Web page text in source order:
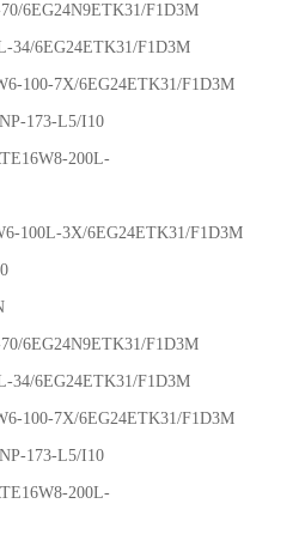
6EG24N9ETK31/F1D3M
34/6EG24ETK31/F1D3M
100-7X/6EG24ETK31/F1D3M
173-L5/I10
200L-
100L-3X/6EG24ETK31/F1D3M
6EG24N9ETK31/F1D3M
34/6EG24ETK31/F1D3M
100-7X/6EG24ETK31/F1D3M
173-L5/I10
200L-